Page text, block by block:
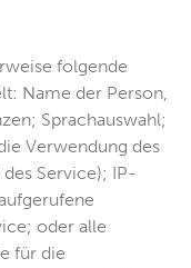
folgende
Name der Person,
Sprachauswahl;
Verwendung des
Service); IP-
oder alle
für die